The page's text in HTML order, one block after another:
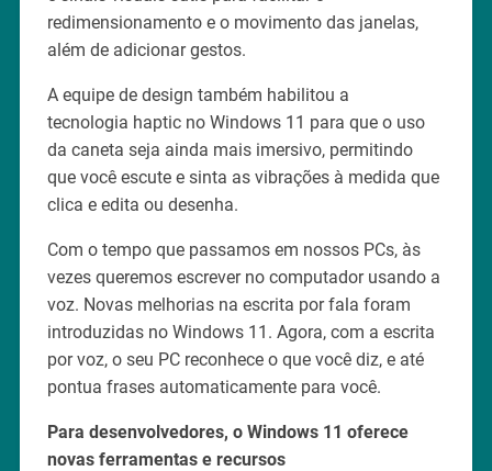
redimensionamento e o movimento das janelas,
além de adicionar gestos.
A equipe de design também habilitou a
tecnologia haptic no Windows 11 para que o uso
da caneta seja ainda mais imersivo, permitindo
que você escute e sinta as vibrações à medida que
clica e edita ou desenha.
Com o tempo que passamos em nossos PCs, às
vezes queremos escrever no computador usando a
voz. Novas melhorias na escrita por fala foram
introduzidas no Windows 11. Agora, com a escrita
por voz, o seu PC reconhece o que você diz, e até
pontua frases automaticamente para você.
Para desenvolvedores, o Windows 11 oferece
novas ferramentas e recursos